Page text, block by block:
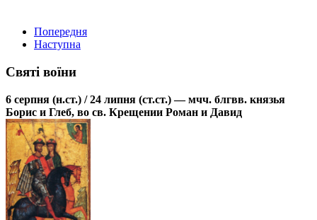
Попередня
Наступна
Святі воїни
6 серпня (н.ст.) / 24 липня (ст.ст.) — мчч. блгвв. князья
Борис и Глеб, во св. Крещении Роман и Давид